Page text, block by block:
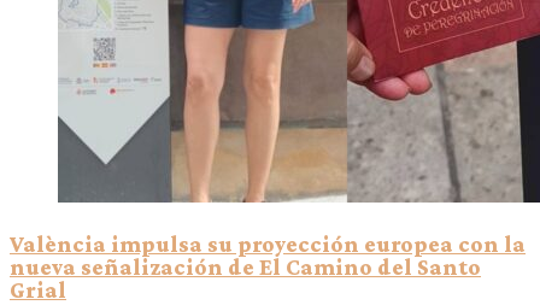
València impulsa su proyección europea con la
nueva señalización de El Camino del Santo
Grial